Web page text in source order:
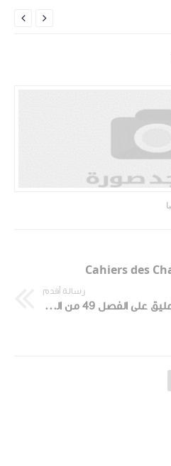


رسالة أقدم
ضوابط الحقوق و الحريات : تعليق على الفصل 49 من الدستور